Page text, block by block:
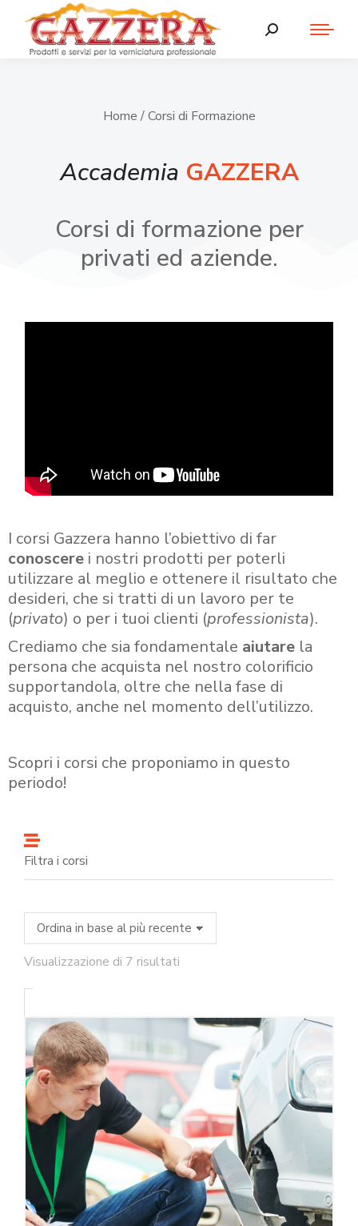
Home / Corsi di Formazione
Accademia GAZZERA
Corsi di formazione per
privati ed aziende.
I corsi Gazzera hanno l’obiettivo di far
conoscere i nostri prodotti per poterli
utilizzare al meglio e ottenere il risultato che
desideri, che si tratti di un lavoro per te
(privato) o per i tuoi clienti (professionista).
Crediamo che sia fondamentale aiutare la
persona che acquista nel nostro colorificio
supportandola, oltre che nella fase di
acquisto, anche nel momento dell’utilizzo.
Scopri i corsi che proponiamo in questo
periodo!
Filtra i corsi
Visualizzazione di 7 risultati